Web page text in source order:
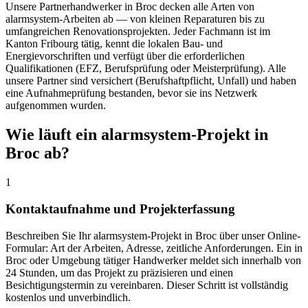
Unsere Partnerhandwerker in Broc decken alle Arten von
alarmsystem-Arbeiten ab — von kleinen Reparaturen bis zu
umfangreichen Renovationsprojekten. Jeder Fachmann ist im
Kanton Fribourg tätig, kennt die lokalen Bau- und
Energievorschriften und verfügt über die erforderlichen
Qualifikationen (EFZ, Berufsprüfung oder Meisterprüfung). Alle
unsere Partner sind versichert (Berufshaftpflicht, Unfall) und haben
eine Aufnahmeprüfung bestanden, bevor sie ins Netzwerk
aufgenommen wurden.
Wie läuft ein alarmsystem-Projekt in
Broc ab?
1
Kontaktaufnahme und Projekterfassung
Beschreiben Sie Ihr alarmsystem-Projekt in Broc über unser Online-
Formular: Art der Arbeiten, Adresse, zeitliche Anforderungen. Ein in
Broc oder Umgebung tätiger Handwerker meldet sich innerhalb von
24 Stunden, um das Projekt zu präzisieren und einen
Besichtigungstermin zu vereinbaren. Dieser Schritt ist vollständig
kostenlos und unverbindlich.